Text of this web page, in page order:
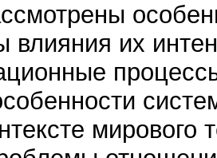
влияния их
мирового